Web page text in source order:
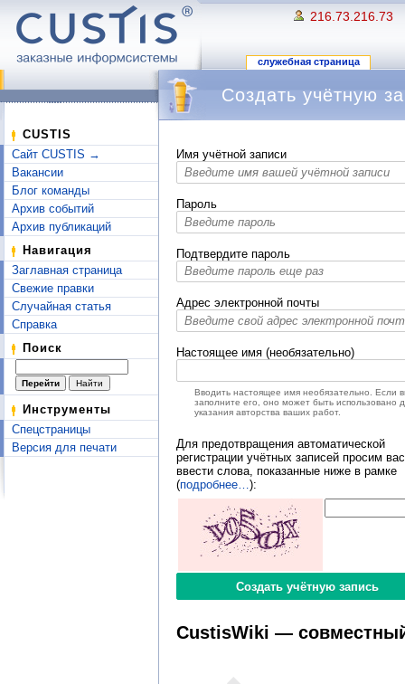
216.73.216.73
служебная страница
CUSTIS
Сайт CUSTIS →
Вакансии
Блог команды
Архив событий
Архив публикаций
Навигация
Заглавная страница
Свежие правки
Случайная статья
Справка
Поиск
Инструменты
Спецстраницы
Версия для печати
Создать учётную
Имя учётной записи
Пароль
Подтвердите пароль
Адрес электронной почты
Настоящее имя (необязательно)
Вводить настоящее имя необязательно. Если
заполните его, оно может быть использовано
указания авторства ваших работ.
Для предотвращения автоматической
регистрации учётных записей просим вас
ввести слова, показанные ниже в рамке
(подробнее… ):
CustisWiki —